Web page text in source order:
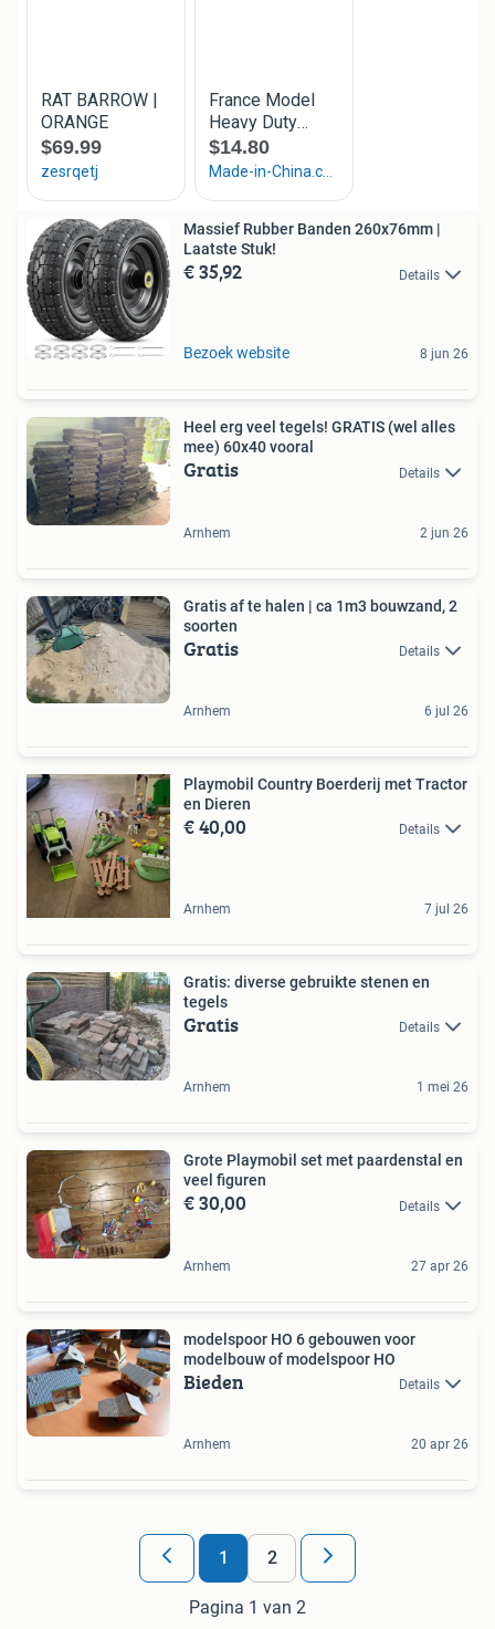
Massief Rubber Banden 260x76mm |
Laatste Stuk!
€ 35,92 Details
Bezoek website 8 jun 26
Heel erg veel tegels! GRATIS (wel alles
mee) 60x40 vooral
Gratis Details
Arnhem 2 jun 26
Gratis af te halen | ca 1m3 bouwzand, 2
soorten
Gratis Details
Arnhem 6 jul 26
Playmobil Country Boerderij met Tractor
en Dieren
€ 40,00 Details
Arnhem 7 jul 26
Gratis: diverse gebruikte stenen en
tegels
Gratis Details
Arnhem 1 mei 26
Grote Playmobil set met paardenstal en
veel figuren
€ 30,00 Details
Arnhem 27 apr 26
modelspoor HO 6 gebouwen voor
modelbouw of modelspoor HO
Bieden Details
Arnhem 20 apr 26
1 2
Pagina 1 van 2